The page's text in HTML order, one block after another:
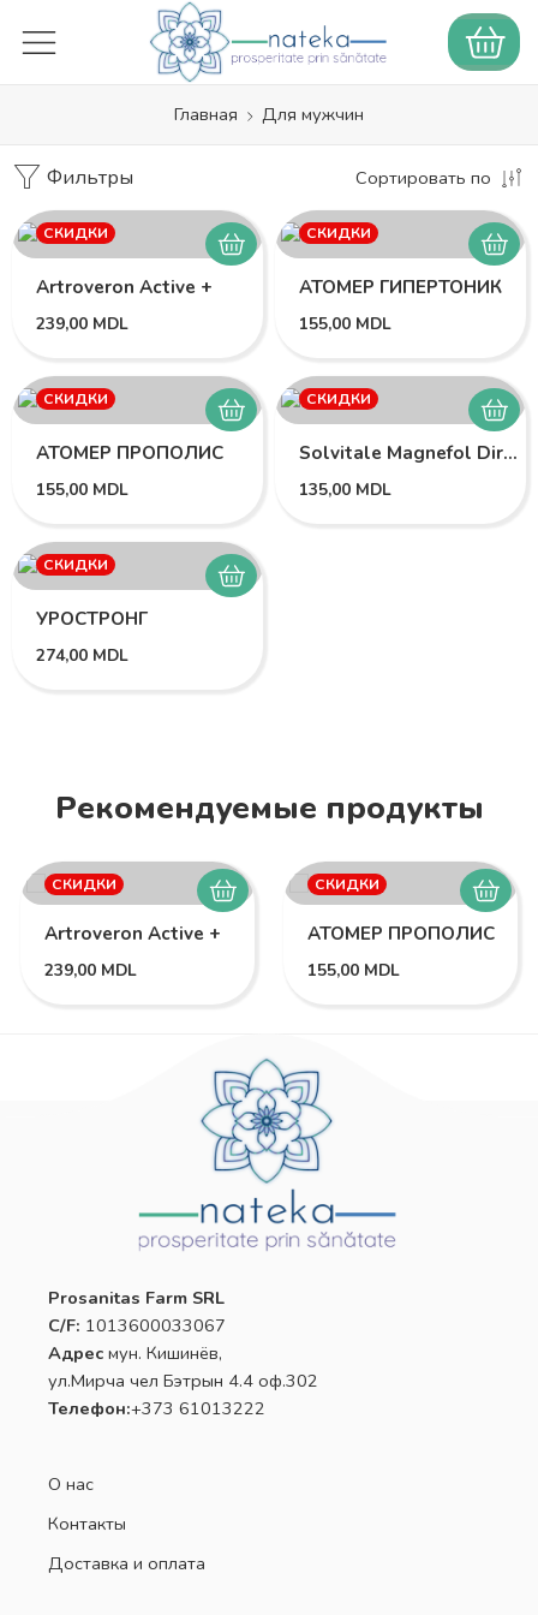
Главная Для мужчин
Фильтры Сортировать по
СКИДКИ
Artroveron Active +
239,00 MDL
СКИДКИ
АТОМЕР ГИПЕРТОНИК
155,00 MDL
СКИДКИ
АТОМЕР ПРОПОЛИС
155,00 MDL
СКИДКИ
Solvitale Magnefol Direct +
135,00 MDL
СКИДКИ
УРОСТРОНГ
274,00 MDL
Рекомендуемые продукты
СКИДКИ
Artroveron Active +
239,00 MDL
СКИДКИ
АТОМЕР ПРОПОЛИС
155,00 MDL
Prosanitas Farm SRL
C/F: 1013600033067
Адрес мун. Кишинёв,
ул.Мирча чел Бэтрын 4.4 оф.302
Телефон:+373 61013222
О нас
Контакты
Доставка и оплата